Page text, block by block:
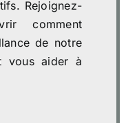
Rejoignez-
comment
de notre
vous aider à